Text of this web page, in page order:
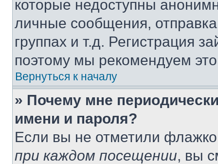
которые недоступны
личные сообщения,
группах и т.д. Регистрация
поэтому мы рекомендуем
Вернуться к началу
» Почему мне
имени и пароля?
Если вы не отметили
при каждом посещении, вы